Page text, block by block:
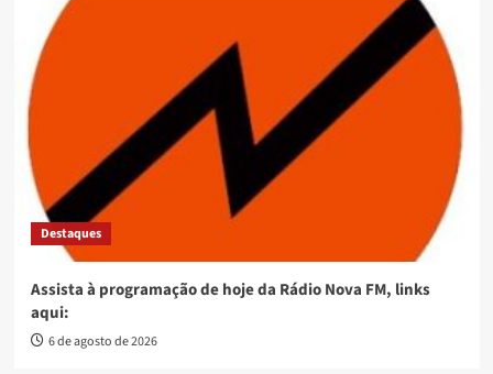
Destaques
Assista à programação de hoje da Rádio Nova FM, links
aqui:
6 de agosto de 2026